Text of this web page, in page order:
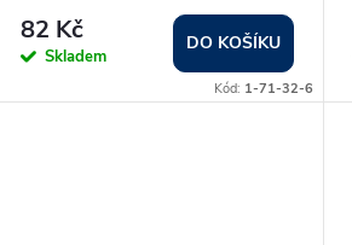
82 Kč
Skladem
DO KOŠÍKU
Kód: 1-71-32-6